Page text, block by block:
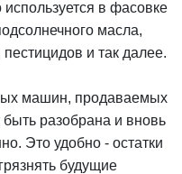
в фасовке
масла,
и так далее.
машин, продаваемых
разобрана и вновь
Это удобно - остатки
будущие